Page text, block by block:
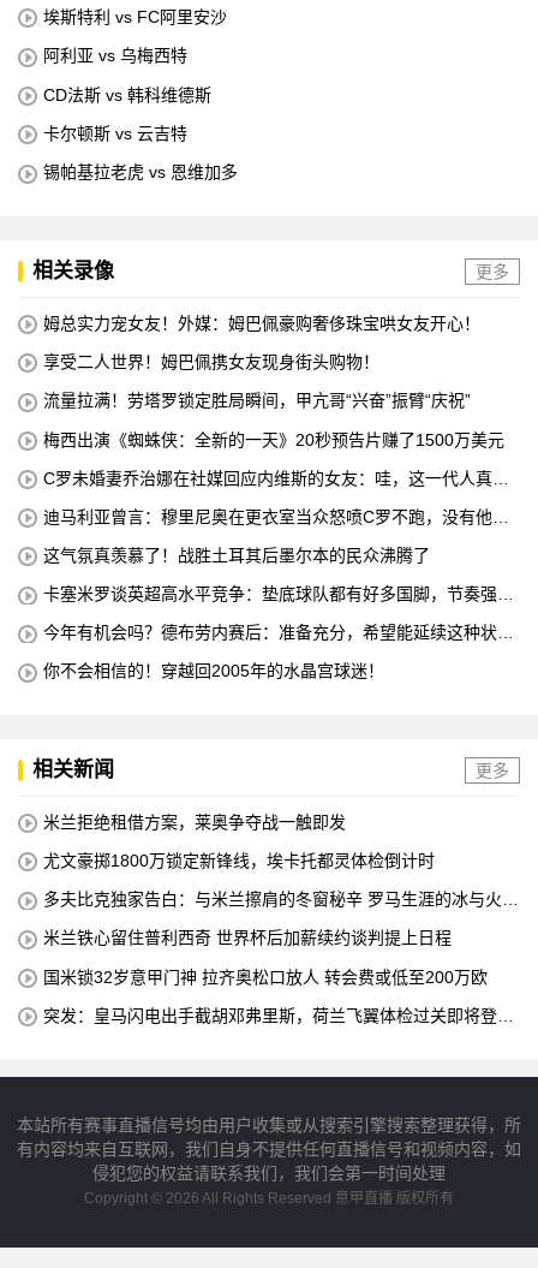
埃斯特利 vs FC阿里安沙
阿利亚 vs 乌梅西特
CD法斯 vs 韩科维德斯
卡尔顿斯 vs 云吉特
锡帕基拉老虎 vs 恩维加多
相关录像 更多
姆总实力宠女友！外媒：姆巴佩豪购奢侈珠宝哄女友开心！
享受二人世界！姆巴佩携女友现身街头购物！
流量拉满！劳塔罗锁定胜局瞬间，甲亢哥“兴奋”振臂“庆祝”
梅西出演《蜘蛛侠：全新的一天》20秒预告片赚了1500万美元
C罗未婚妻乔治娜在社媒回应内维斯的女友：哇，这一代人真劲
迪马利亚曾言：穆里尼奥在更衣室当众怒喷C罗不跑，没有他不
这气氛真羡慕了！战胜土耳其后墨尔本的民众沸腾了
卡塞米罗谈英超高水平竞争：垫底球队都有好多国脚，节奏强度
今年有机会吗？德布劳内赛后：准备充分，希望能延续这种状
你不会相信的！穿越回2005年的水晶宫球迷！
相关新闻 更多
米兰拒绝租借方案，莱奥争夺战一触即发
尤文豪掷1800万锁定新锋线，埃卡托都灵体检倒计时
多夫比克独家告白：与米兰擦肩的冬窗秘辛 罗马生涯的冰与火之
米兰铁心留住普利西奇 世界杯后加薪续约谈判提上日程
国米锁32岁意甲门神 拉齐奥松口放人 转会费或低至200万欧
突发：皇马闪电出手截胡邓弗里斯，荷兰飞翼体检过关即将登陆
本站所有赛事直播信号均由用户收集或从搜索引擎搜索整理获得，所
有内容均来自互联网，我们自身不提供任何直播信号和视频内容，如
侵犯您的权益请联系我们，我们会第一时间处理
Copyright © 2026 All Rights Reserved 意甲直播 版权所有